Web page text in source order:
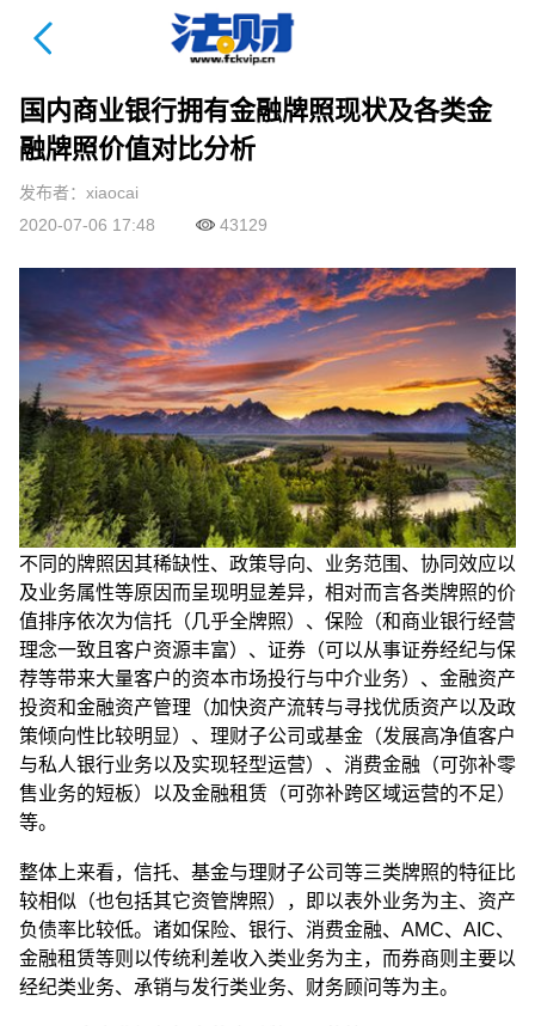
法财课详情页
国内商业银行拥有金融牌照现状及各类金
融牌照价值对比分析
发布者：xiaocai
2020-07-06 17:48
43129
不同的牌照因其稀缺性、政策导向、业务范围、协同效应以
及业务属性等原因而呈现明显差异，相对而言各类牌照的价
值排序依次为信托（几乎全牌照）、保险（和商业银行经营
理念一致且客户资源丰富）、证券（可以从事证券经纪与保
荐等带来大量客户的资本市场投行与中介业务）、金融资产
投资和金融资产管理（加快资产流转与寻找优质资产以及政
策倾向性比较明显）、理财子公司或基金（发展高净值客户
与私人银行业务以及实现轻型运营）、消费金融（可弥补零
售业务的短板）以及金融租赁（可弥补跨区域运营的不足）
等。
整体上来看，信托、基金与理财子公司等三类牌照的特征比
较相似（也包括其它资管牌照），即以表外业务为主、资产
负债率比较低。诸如保险、银行、消费金融、AMC、AIC、
金融租赁等则以传统利差收入类业务为主，而券商则主要以
经纪类业务、承销与发行类业务、财务顾问等为主。